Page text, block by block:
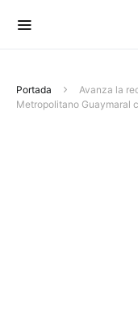
Portada
Avanza la
Metropolitano Guaymaral